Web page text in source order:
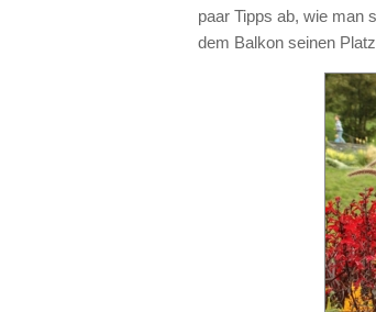
paar Tipps ab, wie man
dem Balkon seinen